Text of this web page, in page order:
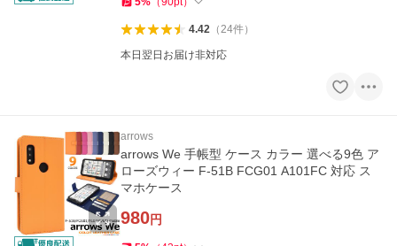
4.42（24件）
本日翌日お届け非対応
arrows
arrows We 手帳型 ケース カラー 選べる9色 ア
ローズウィー F-51B FCG01 A101FC 対応 ス
マホケース
980円